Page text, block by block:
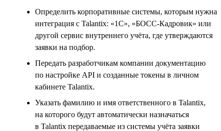
Определить корпоративные системы, которым нужна
интеграция с Talantix: «1С», «БОСС-Кадровик» или
другой сервис внутреннего учёта, где утверждаются
заявки на подбор.
Передать разработчикам компании документацию
по настройке API и созданные токены в личном
кабинете Talantix.
Указать фамилию и имя ответственного в Talantix,
на которого будут автоматически назначаться
в Talantix передаваемые из системы учёта заявки